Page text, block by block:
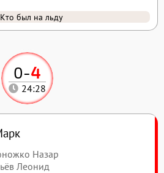
0-4
24:28
Назар
Леонид
Кто был на льду